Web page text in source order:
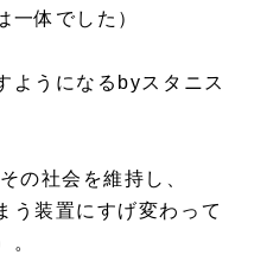
一体でした）
ようになるbyスタニス
の社会を維持し、
う装置にすげ変わって
。